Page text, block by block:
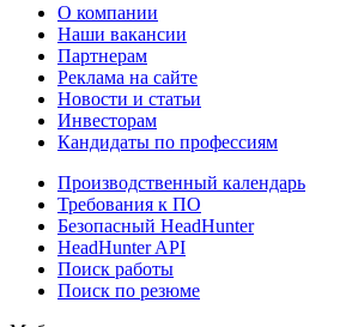
О компании
Наши вакансии
Партнерам
Реклама на сайте
Новости и статьи
Инвесторам
Кандидаты по профессиям
Производственный календарь
Требования к ПО
Безопасный HeadHunter
HeadHunter API
Поиск работы
Поиск по резюме